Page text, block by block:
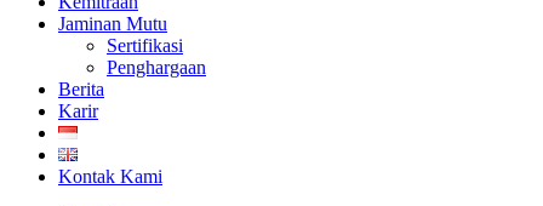
Jaminan Mutu
Sertifikasi
Penghargaan
Berita
Karir
Kontak Kami